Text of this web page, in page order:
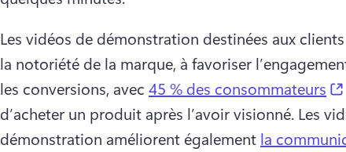
Les vidéos de démonstration destinées aux
la notoriété de la marque, à favoriser
les conversions, avec 45 % des consommateurs
d’acheter un produit après l’avoir visionné. Les
démonstration améliorent également la